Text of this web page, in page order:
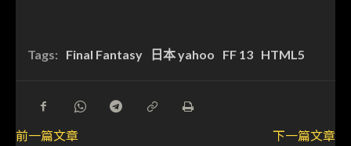
Tags: Final Fantasy 日本 yahoo FF 13 HTML5
前一篇文章
下一篇文章